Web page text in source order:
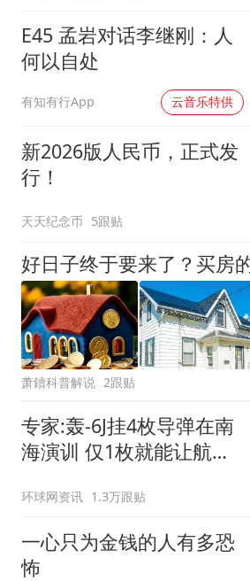
E45 孟岩对话李继刚：人
何以自处
有知有行App 云音乐特供
新2026版人民币，正式发
行！
天天纪念币 5跟贴
萧鑟科普解说 2跟贴
专家:轰-6J挂4枚导弹在南
海演训 仅1枚就能让航母
环球网资讯 1.3万跟贴
一心只为金钱的人有多恐
怖